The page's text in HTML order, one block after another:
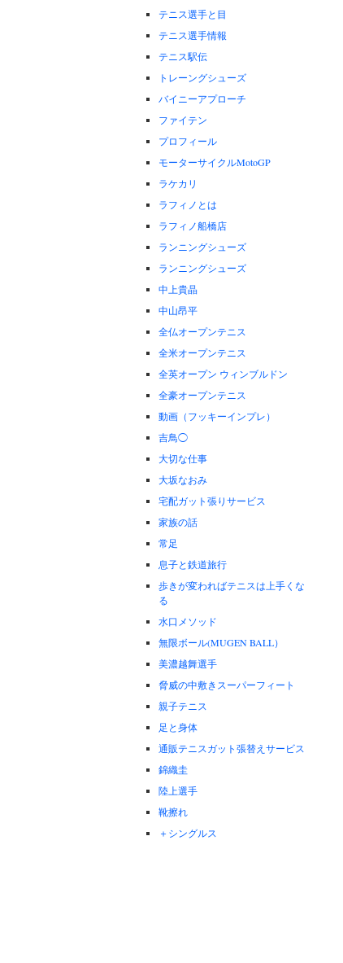
テニス選手と目
テニス選手情報
テニス駅伝
トレーングシューズ
バイニーアプローチ
ファイテン
プロフィール
モーターサイクルMotoGP
ラケカリ
ラフィノとは
ラフィノ船橋店
ランニングシューズ
ランニングシューズ
中上貴晶
中山昂平
全仏オープンテニス
全米オープンテニス
全英オープン ウィンブルドン
全豪オープンテニス
動画（フッキーインプレ）
吉鳥◯
大切な仕事
大坂なおみ
宅配ガット張りサービス
家族の話
常足
息子と鉄道旅行
歩きが変わればテニスは上手くな
る
水口メソッド
無限ボール(MUGEN BALL）
美濃越舞選手
脅威の中敷きスーパーフィート
親子テニス
足と身体
通販テニスガット張替えサービス
錦織圭
陸上選手
靴擦れ
＋シングルス